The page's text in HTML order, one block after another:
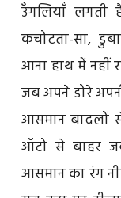
उँगलियाँ
कचोटता-सा,
आना हाथ में नहीं
जब अपने डोरे
आसमान बादलों से
ऑटो से बाहर
आसमान का रंग